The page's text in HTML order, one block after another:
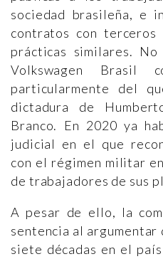
sociedad brasileña, e
contratos con terceros
prácticas similares.
Volkswagen Brasil
particularmente del
dictadura de
Branco. En 2020 ya
judicial en el que
con el régimen militar
de trabajadores de sus
A pesar de ello, la
sentencia al argumentar
siete décadas en el